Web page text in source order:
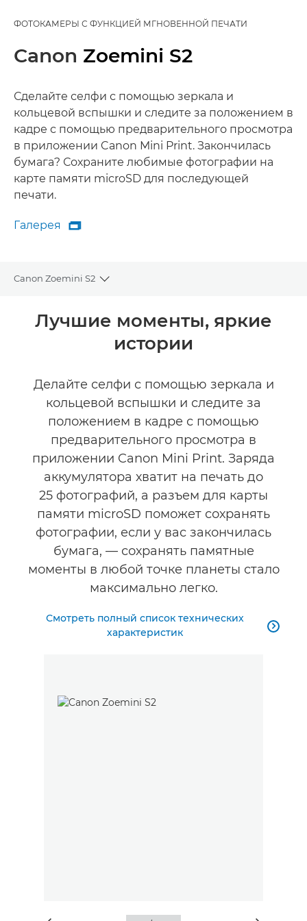
ФОТОКАМЕРЫ С ФУНКЦИЕЙ МГНОВЕННОЙ ПЕЧАТИ
Canon Zoemini S2
Сделайте селфи с помощью зеркала и
кольцевой вспышки и следите за положением в
кадре с помощью предварительного просмотра
в приложении Canon Mini Print. Закончилась
бумага? Сохраните любимые фотографии на
карте памяти microSD для последующей
печати.
Галерея
Галерея

Canon Zoemini S2
Toggle breadcrumbs
Общая информация
Технические характеристики
Лучшие моменты, яркие
истории
Делайте селфи с помощью зеркала и
кольцевой вспышки и следите за
положением в кадре с помощью
предварительного просмотра в
приложении Canon Mini Print. Заряда
аккумулятора хватит на печать до
25 фотографий, а разъем для карты
памяти microSD поможет сохранять
фотографии, если у вас закончилась
бумага, — сохранять памятные
моменты в любой точке планеты стало
максимально легко.
Смотреть полный список технических
характеристик
